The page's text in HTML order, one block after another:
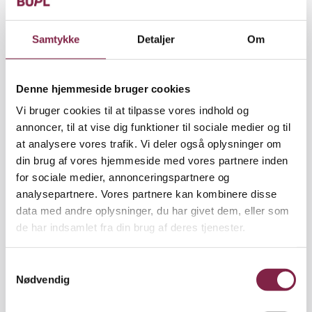
Samtykke Detaljer Om
Denne hjemmeside bruger cookies
Vi bruger cookies til at tilpasse vores indhold og
annoncer, til at vise dig funktioner til sociale medier og til
at analysere vores trafik. Vi deler også oplysninger om
din brug af vores hjemmeside med vores partnere inden
for sociale medier, annonceringspartnere og
analysepartnere. Vores partnere kan kombinere disse
data med andre oplysninger, du har givet dem, eller som
de har indsamlet fra din brug af deres tjenester.
Nødvendig
koncentrationsbesvær, som børn, der bruger 7 timer
dagligt,« forklarer Vidar Ulset, der vurderer, at den
børnehave, udløser en mental kapital, som de tager
med sig ind i skolelivet.
EFFEKT PÅ ADHD
Selvom en del af børnene i undersøgelsen har haft
diagnosen ADHD, har forskerne ikke nok data til at
dokumentere, at naturen hjælper børn med ADHD.
har også påvist en reduktion af ADHD-symptomer,